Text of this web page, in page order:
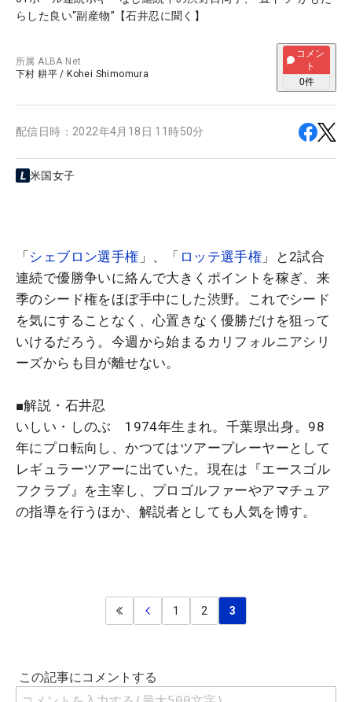
らした良い“副産物”【石井忍に聞く】
所属ALBA Net
下村 耕平 / Kohei Shimomura
コメン
ト
0件
配信日時： 2022年4月18日 11時50分
米国女子
「 シェブロン選手権 」、「 ロッテ選手権 」と2試合
連続で優勝争いに絡んで大きくポイントを稼ぎ、来
季のシード権をほぼ手中にした渋野。これでシード
を気にすることなく、心置きなく優勝だけを狙って
いけるだろう。今週から始まるカリフォルニアシリ
ーズからも目が離せない。
■解説・石井忍
いしい・しのぶ 1974年生まれ。千葉県出身。98
年にプロ転向し、かつてはツアープレーヤーとして
レギュラーツアーに出ていた。現在は『エースゴル
フクラブ』を主宰し、プロゴルファーやアマチュア
の指導を行うほか、解説者としても人気を博す。
1 2 3